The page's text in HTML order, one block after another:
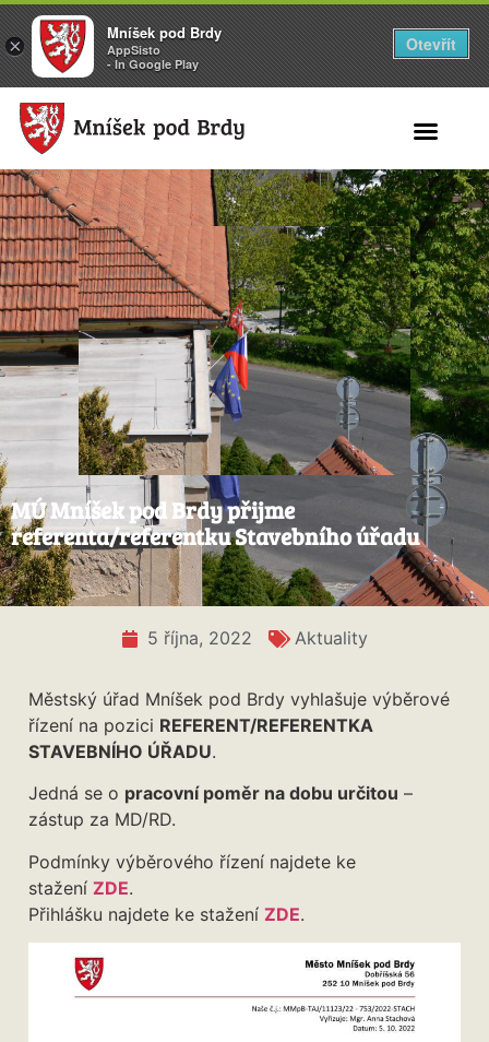
MÚ Mníšek pod Brdy přijme
referenta/referentku Stavebního úřadu
5 října, 2022 Aktuality
Městský úřad Mníšek pod Brdy vyhlašuje výběrové
řízení na pozici REFERENT/REFERENTKA
STAVEBNÍHO ÚŘADU.
Jedná se o pracovní poměr na dobu určitou –
zástup za MD/RD.
Podmínky výběrového řízení najdete ke
stažení ZDE.
Přihlášku najdete ke stažení ZDE.
×
Mníšek pod Brdy
AppSisto
- In Google Play
Otevřít